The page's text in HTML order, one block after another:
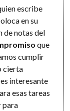
escribe
en su
de notas del
que
cumplir
cierta
interesante
esas tareas
para